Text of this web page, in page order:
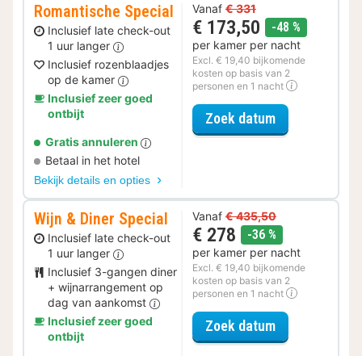
Romantische Special
Inclusief late check-out
1 uur langer
Inclusief rozenblaadjes
op de kamer
Inclusief zeer goed
ontbijt
Gratis annuleren
Betaal in het hotel
Bekijk details en opties
Vanaf € 331
€ 173,50 -48 %
per kamer per nacht
Excl. € 19,40 bijkomende
kosten op basis van 2
personen en 1 nacht
Zoek datumvoor
Wijn & Diner Special
Inclusief late check-out
1 uur langer
Inclusief 3-gangen diner
+ wijnarrangement op
dag van aankomst
Inclusief zeer goed
ontbijt
Vanaf € 435,50
€ 278 -36 %
per kamer per nacht
Excl. € 19,40 bijkomende
kosten op basis van 2
personen en 1 nacht
Zoek datumvoor Wijn &